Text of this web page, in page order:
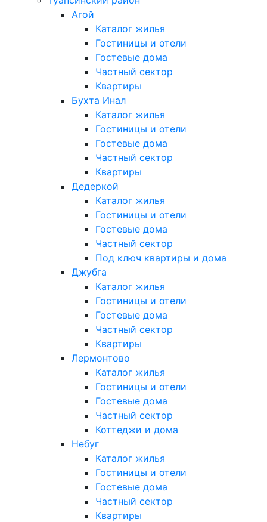
Агой
Каталог жилья
Гостиницы и отели
Гостевые дома
Частный сектор
Квартиры
Бухта Инал
Каталог жилья
Гостиницы и отели
Гостевые дома
Частный сектор
Квартиры
Дедеркой
Каталог жилья
Гостиницы и отели
Гостевые дома
Частный сектор
Под ключ квартиры и дома
Джубга
Каталог жилья
Гостиницы и отели
Гостевые дома
Частный сектор
Квартиры
Лермонтово
Каталог жилья
Гостиницы и отели
Гостевые дома
Частный сектор
Коттеджи и дома
Небуг
Каталог жилья
Гостиницы и отели
Гостевые дома
Частный сектор
Квартиры